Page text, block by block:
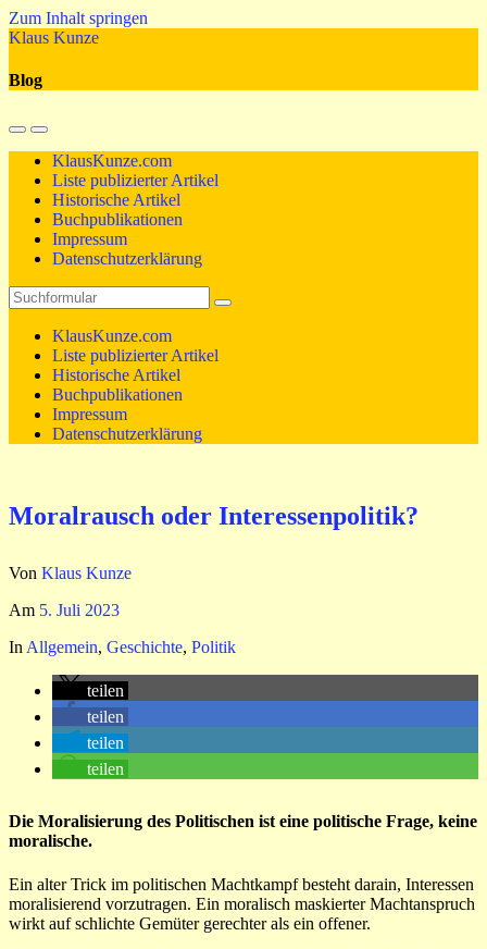
Zum Inhalt springen
Klaus Kunze
Blog
Mobil-
Menü
umschalten
Suchfeld
umschalten
KlausKunze.com
Liste publizierter Artikel
Historische Artikel
Buchpublikationen
Impressum
Datenschutzerklärung
Suchen
KlausKunze.com
Liste publizierter Artikel
Historische Artikel
Buchpublikationen
Impressum
Datenschutzerklärung
Moralrausch oder Interessenpolitik?
Von Klaus Kunze
Am 5. Juli 2023
InAllgemein, Geschichte, Politik
teilen
teilen
teilen
teilen
Die Moralisierung des Politischen ist eine politische Frage, keine
moralische.
Ein alter Trick im politischen Machtkampf besteht darain, Interessen
moralisierend vorzutragen. Ein moralisch maskierter Machtanspruch
wirkt auf schlichte Gemüter gerechter als ein offener.